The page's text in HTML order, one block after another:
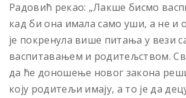
Радовић рекао: „Лакше бисмо
кад би она имала само уши, а не и
је покренула више питања у вези
васпитавањем и родитељством.
да ће доношење новог закона
коју родитељи имају, а то је да